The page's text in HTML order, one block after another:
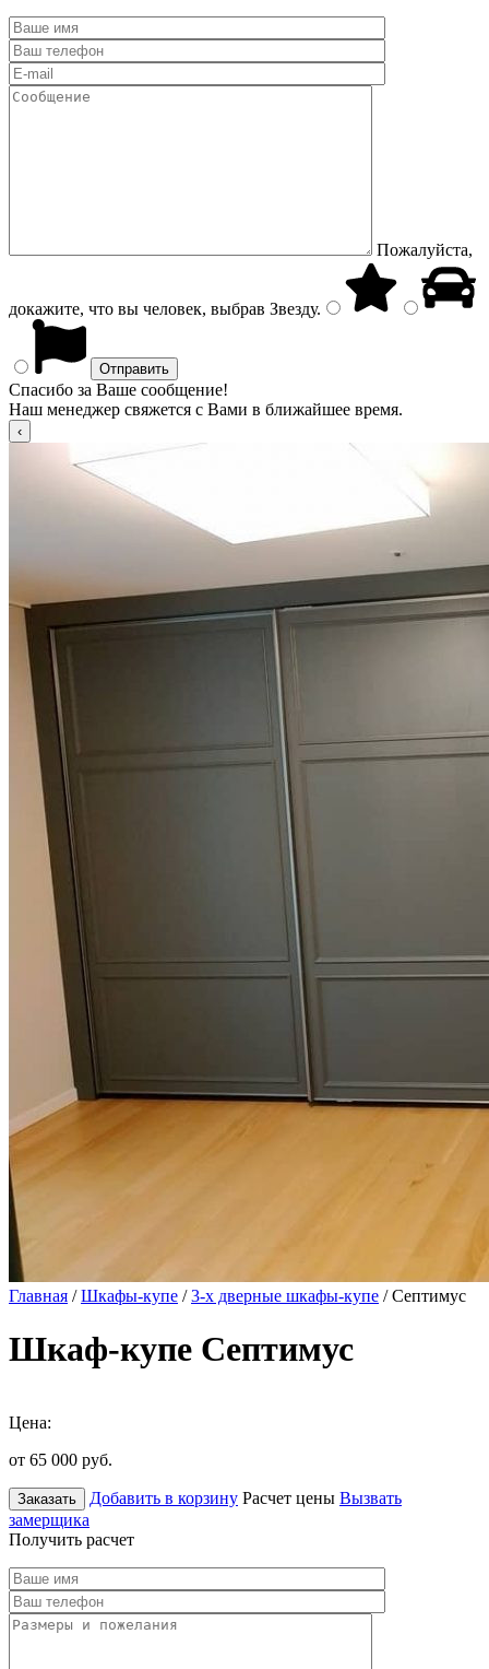
Пожалуйста,
докажите, что вы человек, выбрав Звезду.
Спасибо за Ваше сообщение!
Наш менеджер свяжется с Вами в ближайшее время.
Главная /Шкафы-купе /3-х дверные шкафы-купе / Септимус
Шкаф-купе Септимус
Цена:
от 65 000 руб.
Заказать Добавить в корзину Расчет цены Вызвать
замерщика
Получить расчет